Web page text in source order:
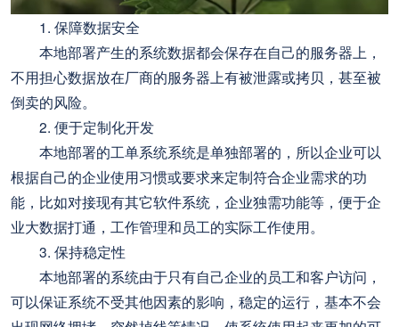
1. 保障数据安全
本地部署产生的系统数据都会保存在自己的服务器上，
不用担心数据放在厂商的服务器上有被泄露或拷贝，甚至被
倒卖的风险。
2. 便于定制化开发
本地部署的工单系统系统是单独部署的，所以企业可以
根据自己的企业使用习惯或要求来定制符合企业需求的功
能，比如对接现有其它软件系统，企业独需功能等，便于企
业大数据打通，工作管理和员工的实际工作使用。
3. 保持稳定性
本地部署的系统由于只有自己企业的员工和客户访问，
可以保证系统不受其他因素的影响，稳定的运行，基本不会